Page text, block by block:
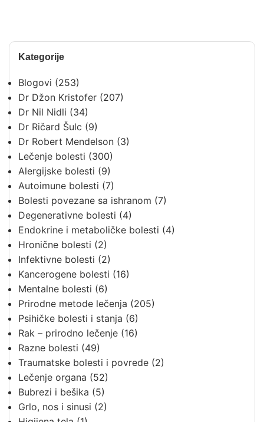
Kategorije
Blogovi (253)
Dr Džon Kristofer (207)
Dr Nil Nidli (34)
Dr Ričard Šulc (9)
Dr Robert Mendelson (3)
Lečenje bolesti (300)
Alergijske bolesti (9)
Autoimune bolesti (7)
Bolesti povezane sa ishranom (7)
Degenerativne bolesti (4)
Endokrine i metaboličke bolesti (4)
Hronične bolesti (2)
Infektivne bolesti (2)
Kancerogene bolesti (16)
Mentalne bolesti (6)
Prirodne metode lečenja (205)
Psihičke bolesti i stanja (6)
Rak – prirodno lečenje (16)
Razne bolesti (49)
Traumatske bolesti i povrede (2)
Lečenje organa (52)
Bubrezi i bešika (5)
Grlo, nos i sinusi (2)